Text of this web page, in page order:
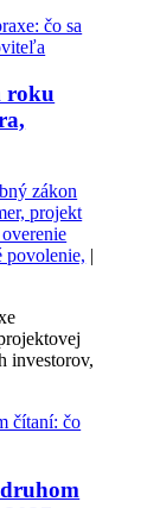
roku
zákon
projekt
povolenie,
investorov,